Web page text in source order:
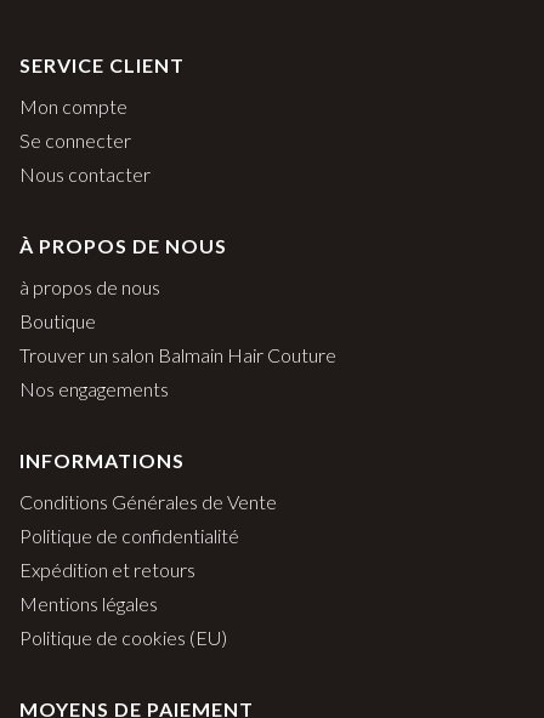
SERVICE CLIENT
Mon compte
Se connecter
Nous contacter
À PROPOS DE NOUS
à propos de nous
Boutique
Trouver un salon Balmain Hair Couture
Nos engagements
INFORMATIONS
Conditions Générales de Vente
Politique de confidentialité
Expédition et retours
Mentions légales
Politique de cookies (EU)
MOYENS DE PAIEMENT